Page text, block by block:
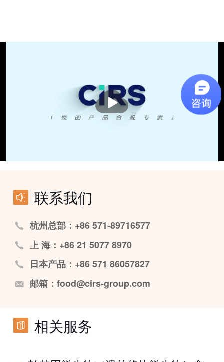
播
放
联系我们
杭州总部：+86 571-89716577
上 海：+86 21 5077 8970
日本产品：+86 571 86057827
邮箱：food@cirs-group.com
相关服务